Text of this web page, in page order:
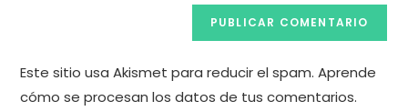
Este sitio usa Akismet para reducir el spam.Aprende
cómo se procesan los datos de tus comentarios.